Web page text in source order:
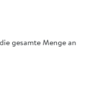
gesamte Menge an